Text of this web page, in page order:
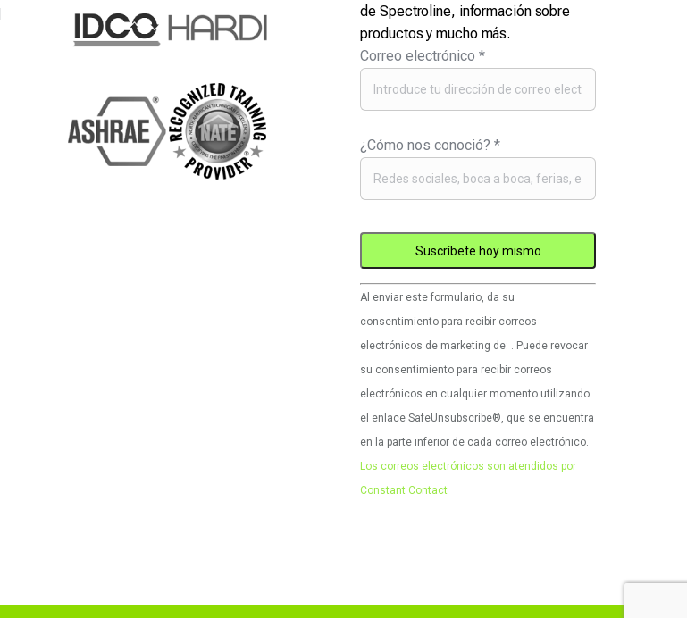
de Spectroline, información sobre
productos y mucho más.
Correo electrónico*
¿Cómo nos conoció?*
Uso
de
Constant
Contact.
Por
favor,
deje
Al enviar este formulario, da su
consentimiento para recibir correos
electrónicos de marketing de: . Puede revocar
su consentimiento para recibir correos
electrónicos en cualquier momento utilizando
el enlace SafeUnsubscribe®, que se encuentra
en la parte inferior de cada correo electrónico.
Los correos electrónicos son atendidos por
Constant Contact